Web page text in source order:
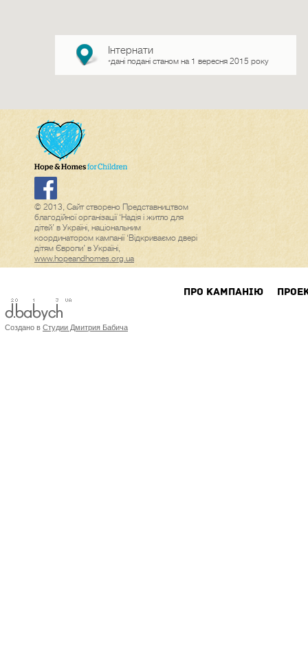
Інтернати
*дані подані станом на 1 вересня 2015 року
© 2013, Сайт створено Представництвом
благодійної організації ‘Надія і житло для
дітей’ в Україні, національним
координатором кампанії ‘Відкриваємо двері
дітям Європи’ в Україні,
www.hopeandhomes.org.ua
ПРО КАМПАНIЮ
Создано в Студии Дмитрия Бабича